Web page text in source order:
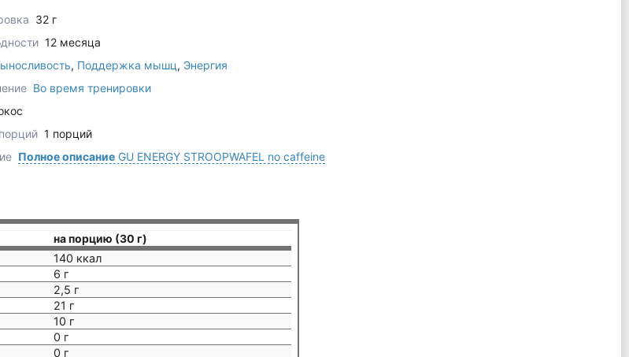
32 г
12 месяца
, Поддержка мышц, Энергия
Во время тренировки
1 порций
Полное описаниеGU ENERGY STROOPWAFEL no caffeine
на порцию (30 г)
140 ккал
6 г
2,5 г
21 г
10 г
0 г
0 г